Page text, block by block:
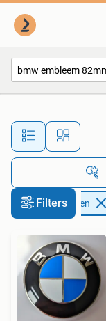
Filters
Auto diversen